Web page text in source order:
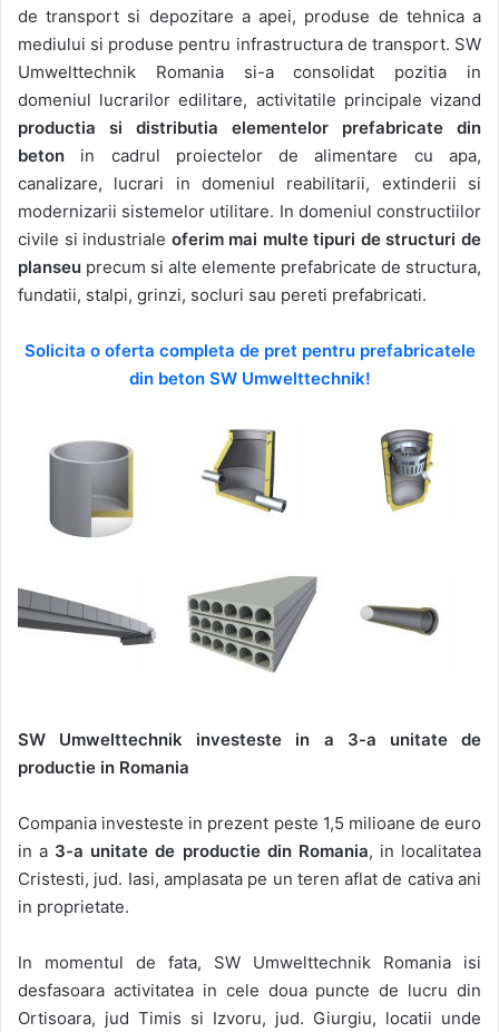
de transport si depozitare a apei, produse de tehnica a
mediului si produse pentru infrastructura de transport. SW
Umwelttechnik Romania si-a consolidat pozitia in
domeniul lucrarilor edilitare, activitatile principale vizand
productia si distributia elementelor prefabricate din
beton in cadrul proiectelor de alimentare cu apa,
canalizare, lucrari in domeniul reabilitarii, extinderii si
modernizarii sistemelor utilitare. In domeniul constructiilor
civile si industriale oferim mai multe tipuri de structuri de
planseu precum si alte elemente prefabricate de structura,
fundatii, stalpi, grinzi, socluri sau pereti prefabricati.
Solicita o oferta completa de pret pentru prefabricatele
din beton SW Umwelttechnik!
SW Umwelttechnik investeste in a 3-a unitate de
productie in Romania
Compania investeste in prezent peste 1,5 milioane de euro
in a 3-a unitate de productie din Romania, in localitatea
Cristesti, jud. Iasi, amplasata pe un teren aflat de cativa ani
in proprietate.
In momentul de fata, SW Umwelttechnik Romania isi
desfasoara activitatea in cele doua puncte de lucru din
Ortisoara, jud Timis si Izvoru, jud. Giurgiu, locatii unde